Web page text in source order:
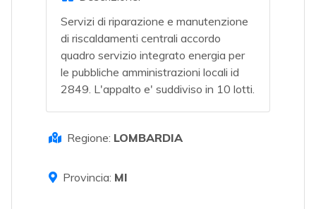
Servizi di riparazione e manutenzione
di riscaldamenti centrali accordo
quadro servizio integrato energia per
le pubbliche amministrazioni locali id
2849. L'appalto e' suddiviso in 10 lotti.
Regione: LOMBARDIA
Provincia: MI